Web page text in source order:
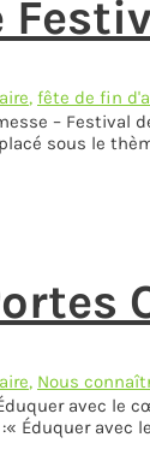
, fête de fin
– Festival
sous le
, Nous
avec le
Éduquer avec